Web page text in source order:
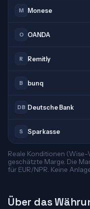
M Monese
O OANDA
R Remitly
B bunq
DB Deutsche Bank
S Sparkasse
Reale Konditionen
geschätzte Marge. Die
für EUR/NPR. Keine
Über das